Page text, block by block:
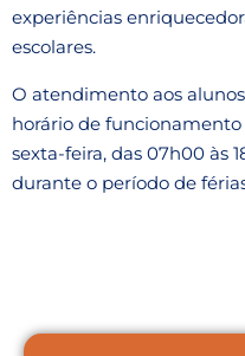
experiências
escolares.
O atendimento aos
horário de
sexta-feira, das 07h00 às
durante o período de